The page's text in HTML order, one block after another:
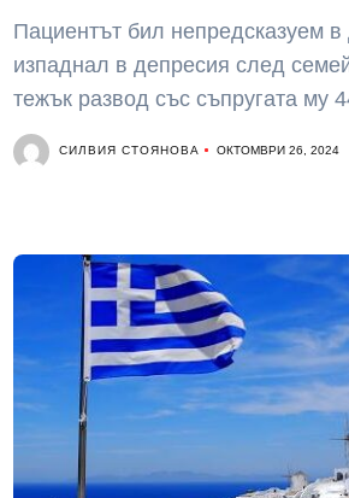
Пациентът бил непредсказуем в
изпаднал в депресия след
тежък развод със съпругата му
СИЛВИЯ СТОЯНОВА ОКТОМВРИ 26, 2024